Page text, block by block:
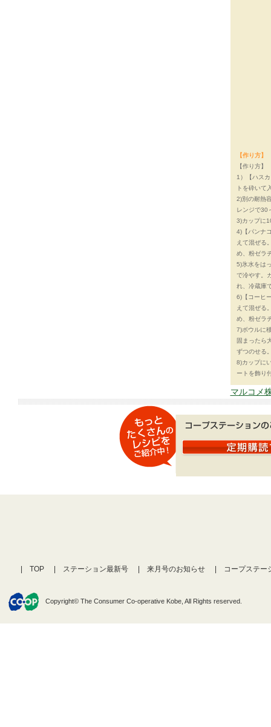
【作り方】
【作り方】
1）【ハス
トを砕いて
2)別の耐熱
レンジで30
3)カップに
4)【パンナ
えて混ぜる
め、粉ゼラ
5)氷水をは
で冷やす。
れ、冷蔵庫
6)【コーヒ
えて混ぜる
め、粉ゼラ
7)ボウルに
固まったら
ずつのせる
8)カップに
ートを飾り
マルコメ
TOP ステーション最新号 来月号のお知らせ コープステー
Copyright© The Consumer Co-operative Kobe, All Rights reserved.